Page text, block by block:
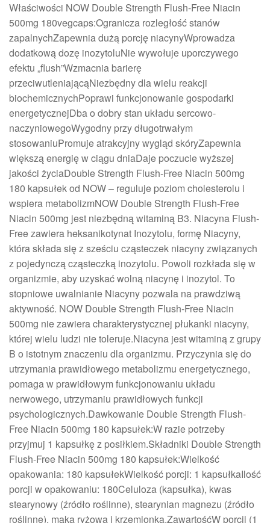
Właściwości NOW Double Strength Flush-Free Niacin
500mg 180vegcaps:Ogranicza rozległość stanów
zapalnychZapewnia dużą porcję niacynyWprowadza
dodatkową dozę inozytoluNie wywołuje uporczywego
efektu „flush”Wzmacnia barierę
przeciwutleniającąNiezbędny dla wielu reakcji
biochemicznychPoprawi funkcjonowanie gospodarki
energetycznejDba o dobry stan układu sercowo-
naczyniowegoWygodny przy długotrwałym
stosowaniuPromuje atrakcyjny wygląd skóryZapewnia
większą energię w ciągu dniaDaje poczucie wyższej
jakości życiaDouble Strength Flush-Free Niacin 500mg
180 kapsułek od NOW – reguluje poziom cholesterolu i
wspiera metabolizmNOW Double Strength Flush-Free
Niacin 500mg jest niezbędną witaminą B3. Niacyna Flush-
Free zawiera heksanikotynat Inozytolu, formę Niacyny,
która składa się z sześciu cząsteczek niacyny związanych
z pojedynczą cząsteczką inozytolu. Powoli rozkłada się w
organizmie, aby uzyskać wolną niacynę i inozytol. To
stopniowe uwalnianie Niacyny pozwala na prawdziwą
aktywność. NOW Double Strength Flush-Free Niacin
500mg nie zawiera charakterystycznej płukanki niacyny,
której wielu ludzi nie toleruje.Niacyna jest witaminą z grupy
B o istotnym znaczeniu dla organizmu. Przyczynia się do
utrzymania prawidłowego metabolizmu energetycznego,
pomaga w prawidłowym funkcjonowaniu układu
nerwowego, utrzymaniu prawidłowych funkcji
psychologicznych.Dawkowanie Double Strength Flush-
Free Niacin 500mg 180 kapsułek:W razie potrzeby
przyjmuj 1 kapsułkę z posiłkiem.Składniki Double Strength
Flush-Free Niacin 500mg 180 kapsułek:Wielkość
opakowania: 180 kapsułekWielkość porcji: 1 kapsułkaIlość
porcji w opakowaniu: 180Celuloza (kapsułka), kwas
stearynowy (źródło roślinne), stearynian magnezu (źródło
roślinne), mąka ryżowa i krzemionka.ZawartośćW porcji (1